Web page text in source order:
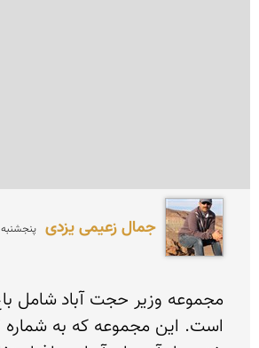
جمال زعیمی یزدی پنجشنبه 7 اسفند 1393 | 12 سال پیش